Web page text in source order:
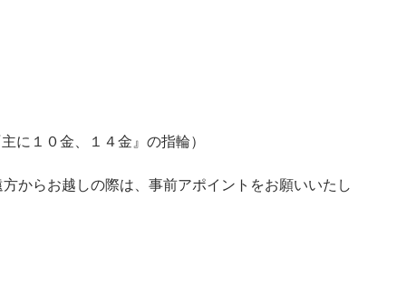
に１０金、１４金』の指輪）
らお越しの際は、事前アポイントをお願いいたし